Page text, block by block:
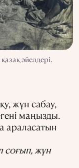
әйелдері.
жүн сабау,
маңызды.
араласатын
соғып, жүн